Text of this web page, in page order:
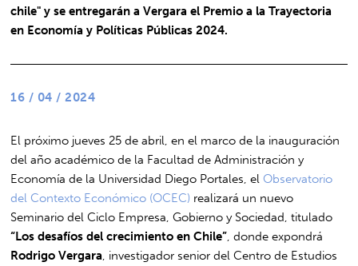
chile" y se entregarán a Vergara el Premio a la Trayectoria
en Economía y Políticas Públicas 2024.
16 / 04 / 2024
El próximo jueves 25 de abril, en el marco de la inauguración
del año académico de la Facultad de Administración y
Economía de la Universidad Diego Portales, elObservatorio
del Contexto Económico (OCEC) realizará un nuevo
Seminario del Ciclo Empresa, Gobierno y Sociedad, titulado
“Los desafíos del crecimiento en Chile” , donde expondrá
Rodrigo Vergara , investigador senior del Centro de Estudios